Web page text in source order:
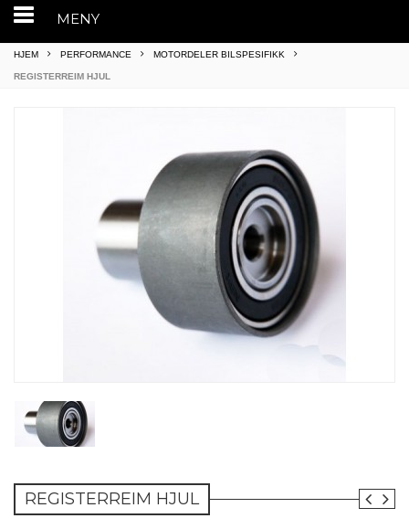
MENY
HJEM PERFORMANCE MOTORDELER BILSPESIFIKK
REGISTERREIM HJUL
REGISTERREIM HJUL